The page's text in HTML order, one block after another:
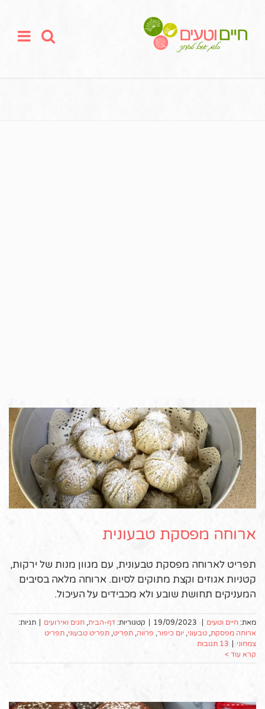
ארוחה מפסקת טבעונית
תפריט לארוחה מפסקת טבעונית, עם מגוון מנות של ירקות,
קטניות אגוזים וקצת מתוקים לסיום. ארוחה מלאה בסיבים
המעניקים תחושת שובע ולא מכבידים על העיכול.
מאת: חיים וטעים |
19/09/2023
| קטגוריות: דף-הבית חגים ואירועים | תגיות:
ארוחה מפסקת טבעוני יום כיפור פרווה תפריט תפריט טבעוני תפריט
צמחוני | 13 תגובות
קרא עוד >